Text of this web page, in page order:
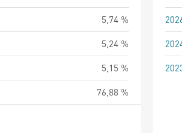
5,74 %
5,24 %
5,15 %
76,88 %